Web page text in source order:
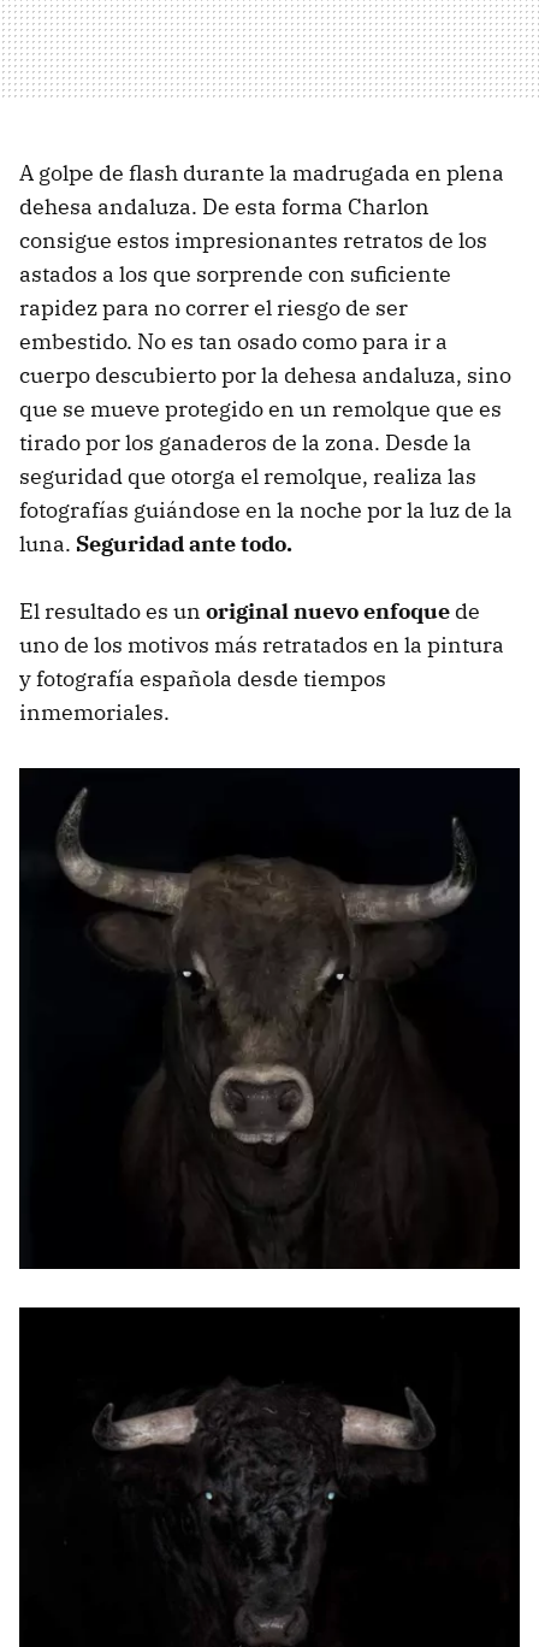
A golpe de flash durante la madrugada en plena
dehesa andaluza. De esta forma Charlon
consigue estos impresionantes retratos de los
astados a los que sorprende con suficiente
rapidez para no correr el riesgo de ser
embestido. No es tan osado como para ir a
cuerpo descubierto por la dehesa andaluza, sino
que se mueve protegido en un remolque que es
tirado por los ganaderos de la zona. Desde la
seguridad que otorga el remolque, realiza las
fotografías guiándose en la noche por la luz de la
luna. Seguridad ante todo.
El resultado es un original nuevo enfoque de
uno de los motivos más retratados en la pintura
y fotografía española desde tiempos
inmemoriales.